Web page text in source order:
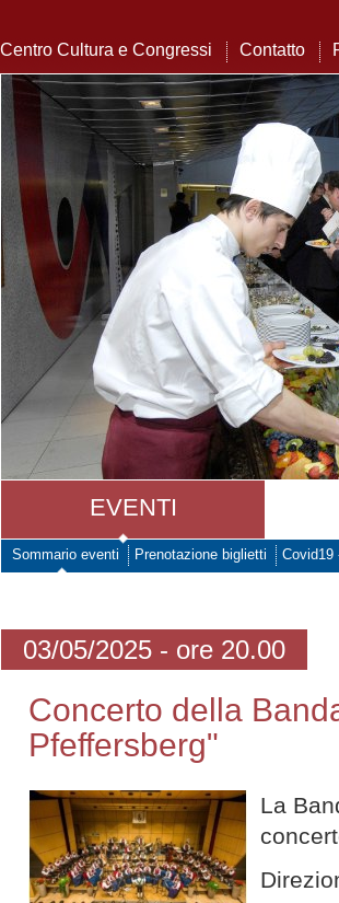
Centro Cultura e Congressi Contatto
EVENTI
Sommario eventi Prenotazione biglietti Covid19
03/05/2025 - ore 20.00
Concerto della
Pfeffersberg"
La